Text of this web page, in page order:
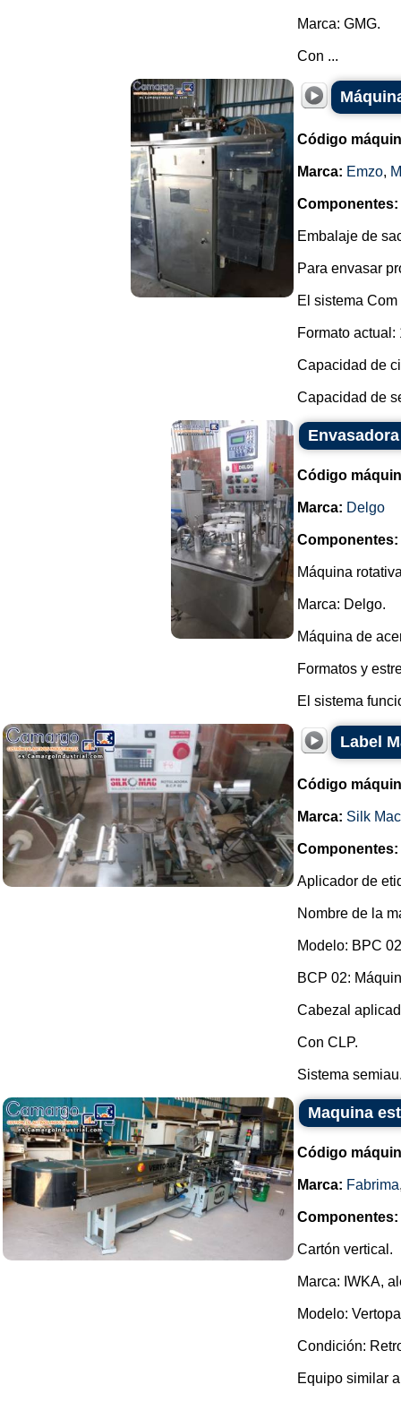
Marca: GMG.
Con ...
Código
Marca: Emzo,
Componentes:
Embalaje de
Para envasar
El sistema
Formato actual:
Capacidad de
Capacidad de
Código
Marca: Delgo
Componentes:
Máquina
Marca: Delgo.
Máquina de
Formatos y
El sistema
Label
Código
Marca: Silk Mac
Componentes:
Aplicador de
Nombre de la
Modelo: BPC
BCP 02:
Cabezal
Con CLP.
Sistema
Maquina
Código
Marca: Fabrima
Componentes:
Cartón vertical.
Marca: IWKA,
Modelo:
Condición:
Equipo similar